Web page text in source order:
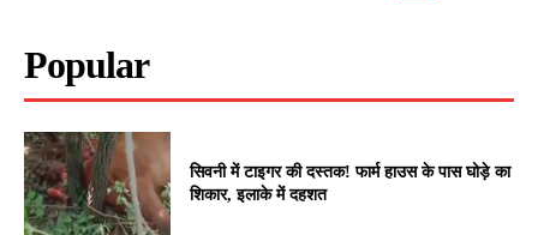
Popular
सिवनी में टाइगर की दस्तक! फार्म हाउस के पास घोड़े का
शिकार, इलाके में दहशत